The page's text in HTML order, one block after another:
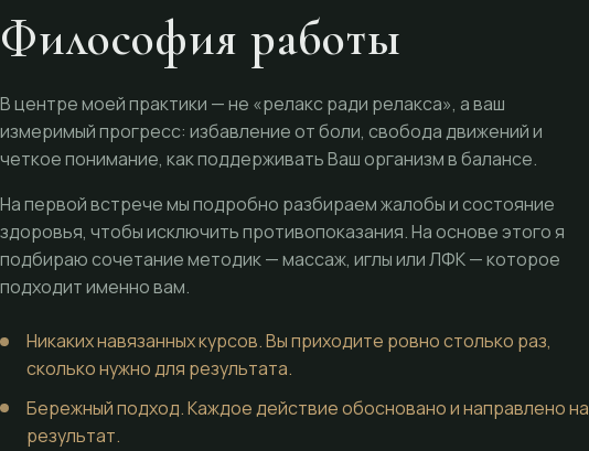
Философия работы
В центре моей практики — не «релакс ради релакса», а ваш
измеримый прогресс: избавление от боли, свобода движений и
четкое понимание, как поддерживать Ваш организм в балансе.
На первой встрече мы подробно разбираем жалобы и состояние
здоровья, чтобы исключить противопоказания. На основе этого я
подбираю сочетание методик — массаж, иглы или ЛФК — которое
подходит именно вам.
Никаких навязанных курсов. Вы приходите ровно столько раз,
сколько нужно для результата.
Бережный подход. Каждое действие обосновано и направлено на
результат.